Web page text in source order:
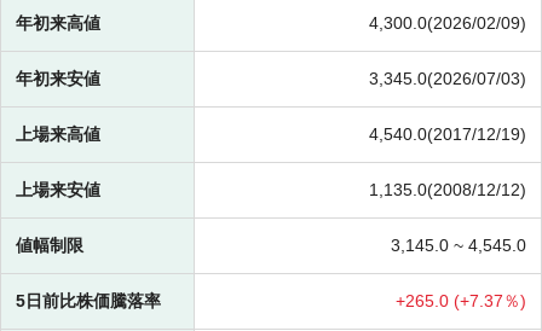
年初来高値 4,300.0(2026/02/09)
年初来安値 3,345.0(2026/07/03)
上場来高値 4,540.0(2017/12/19)
上場来安値 1,135.0(2008/12/12)
値幅制限 3,145.0 ~ 4,545.0
5日前比株価騰落率 +265.0 (+7.37％)